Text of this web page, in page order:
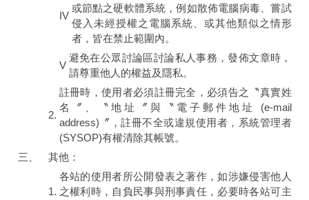
IV
或節點之硬軟體系統，例如散佈電腦病毒、嘗試
侵入未經授權之電腦系統、或其他類似之情形
者，皆在禁止範圍內。
V
避免在公眾討論區討論私人事務，發佈文章時，
請尊重他人的權益及隱私。
2.
註冊時，使用者必須註冊完全，必須告之〝真實姓
名〞、〝地址〞與〝電子郵件地址 (e-mail
address)〞，註冊不全或違規使用者，系統管理者
(SYSOP)有權清除其帳號。
三、
其他：
1.
各站的使用者所公開發表之著作，如涉嫌侵害他人
之權利時，自負民事與刑事責任，必要時各站可主